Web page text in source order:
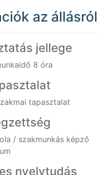
az állásról
jellege
8 óra
tapasztalat
/ szakmunkás képző
nyelvtudás